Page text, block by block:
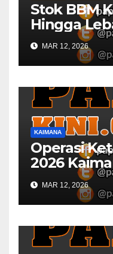
Stok BBM
Hingga
MAR 12, 2026
KAIMANA
Operasi
2026
Personil
MAR 12, 2026